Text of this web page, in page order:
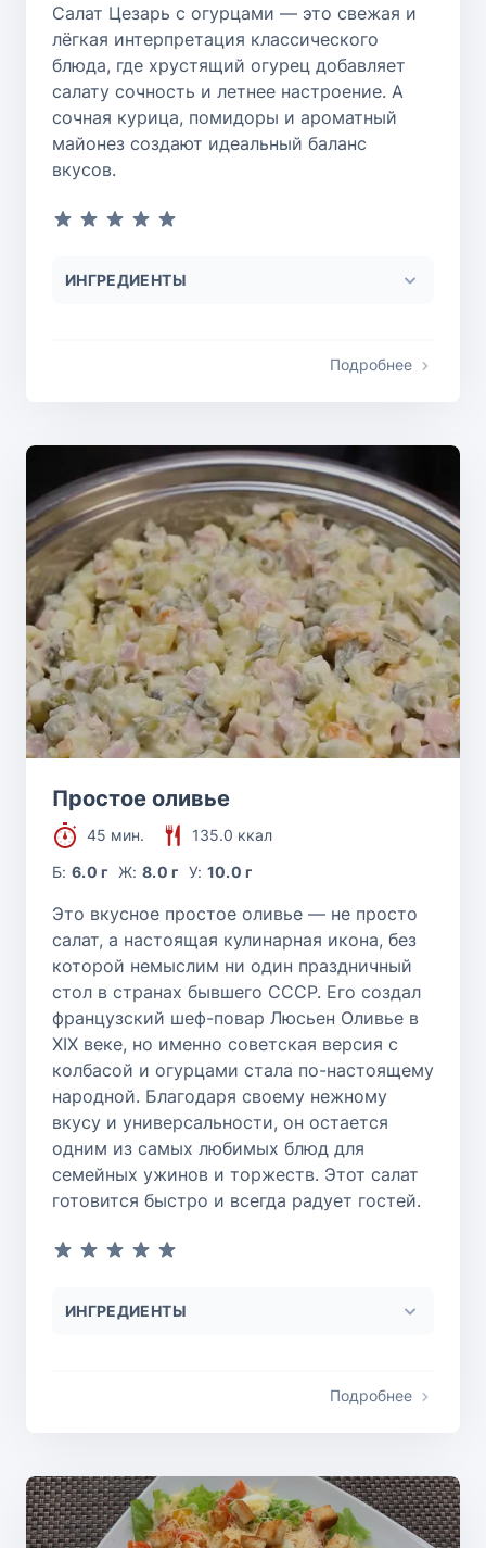
Салат Цезарь с огурцами — это свежая и
лёгкая интерпретация классического
блюда, где хрустящий огурец добавляет
салату сочность и летнее настроение. А
сочная курица, помидоры и ароматный
майонез создают идеальный баланс
вкусов.
ИНГРЕДИЕНТЫ
Подробнее
Простое оливье
45 мин.
135.0 ккал
Б:6.0 г Ж: 8.0 г У: 10.0 г
Это вкусное простое оливье — не просто
салат, а настоящая кулинарная икона, без
которой немыслим ни один праздничный
стол в странах бывшего СССР. Его создал
французский шеф-повар Люсьен Оливье в
XIX веке, но именно советская версия с
колбасой и огурцами стала по-настоящему
народной. Благодаря своему нежному
вкусу и универсальности, он остается
одним из самых любимых блюд для
семейных ужинов и торжеств. Этот салат
готовится быстро и всегда радует гостей.
ИНГРЕДИЕНТЫ
Подробнее